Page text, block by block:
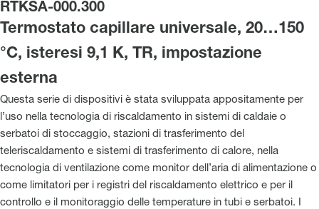
RTKSA-000.300
Termostato capillare universale, 20…150
°C, isteresi 9,1 K, TR, impostazione
esterna
Questa serie di dispositivi è stata sviluppata appositamente per
l’uso nella tecnologia di riscaldamento in sistemi di caldaie o
serbatoi di stoccaggio, stazioni di trasferimento del
teleriscaldamento e sistemi di trasferimento di calore, nella
tecnologia di ventilazione come monitor dell’aria di alimentazione o
come limitatori per i registri del riscaldamento elettrico e per il
controllo e il monitoraggio delle temperature in tubi e serbatoi. I